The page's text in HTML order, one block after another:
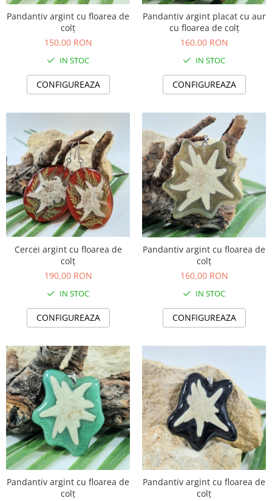
Pandantiv argint cu floarea de
colț
150,00 RON
IN STOC
CONFIGUREAZA
Pandantiv argint placat cu aur
cu floarea de colț
160,00 RON
IN STOC
CONFIGUREAZA
Cercei argint cu floarea de
colț
190,00 RON
IN STOC
CONFIGUREAZA
Pandantiv argint cu floarea de
colț
160,00 RON
IN STOC
CONFIGUREAZA
Pandantiv argint cu floarea de
colț
Pandantiv argint cu floarea de
colț